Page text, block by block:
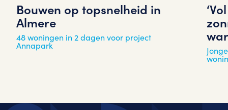
Bouwen op topsnelheid in
Almere
48 woningen in 2 dagen voor project
Annapark